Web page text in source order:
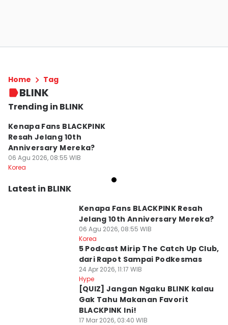
Home Tag
BLINK
Trending in BLINK
Kenapa Fans BLACKPINK
Resah Jelang 10th
Anniversary Mereka?
06 Agu 2026, 08:55 WIB
Korea
Latest in BLINK
Kenapa Fans BLACKPINK Resah
Jelang 10th Anniversary Mereka?
06 Agu 2026, 08:55 WIB
Korea
5 Podcast Mirip The Catch Up Club,
dari Rapot Sampai Podkesmas
24 Apr 2026, 11:17 WIB
Hype
[QUIZ] Jangan Ngaku BLINK kalau
Gak Tahu Makanan Favorit
BLACKPINK Ini!
17 Mar 2026, 03:40 WIB